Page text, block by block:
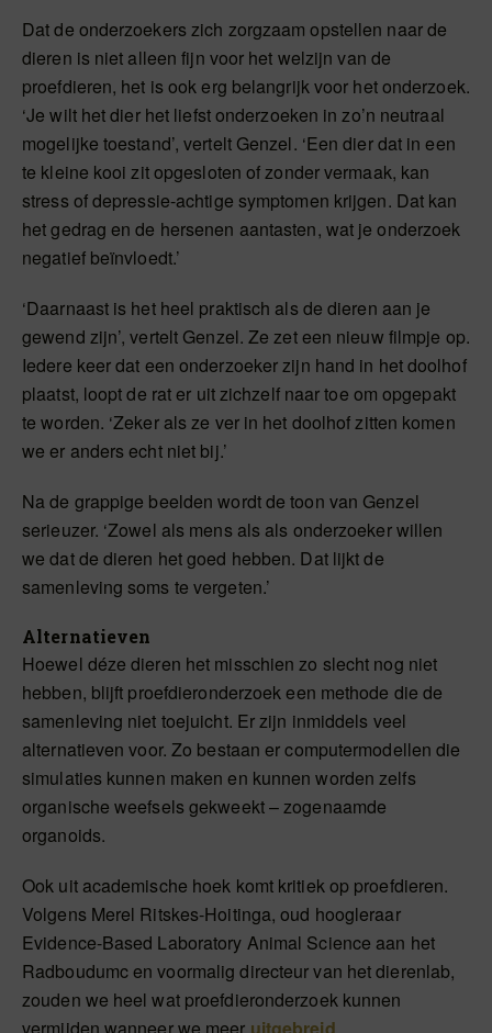
Dat de onderzoekers zich zorgzaam opstellen naar de
dieren is niet alleen fijn voor het welzijn van de
proefdieren, het is ook erg belangrijk voor het onderzoek.
‘Je wilt het dier het liefst onderzoeken in zo’n neutraal
mogelijke toestand’, vertelt Genzel. ‘Een dier dat in een
te kleine kooi zit opgesloten of zonder vermaak, kan
stress of depressie-achtige symptomen krijgen. Dat kan
het gedrag en de hersenen aantasten, wat je onderzoek
negatief beïnvloedt.’
‘Daarnaast is het heel praktisch als de dieren aan je
gewend zijn’, vertelt Genzel. Ze zet een nieuw filmpje op.
Iedere keer dat een onderzoeker zijn hand in het doolhof
plaatst, loopt de rat er uit zichzelf naar toe om opgepakt
te worden. ‘Zeker als ze ver in het doolhof zitten komen
we er anders echt niet bij.’
Na de grappige beelden wordt de toon van Genzel
serieuzer. ‘Zowel als mens als als onderzoeker willen
we dat de dieren het goed hebben. Dat lijkt de
samenleving soms te vergeten.’
Alternatieven
Hoewel déze dieren het misschien zo slecht nog niet
hebben, blijft proefdieronderzoek een methode die de
samenleving niet toejuicht. Er zijn inmiddels veel
alternatieven voor. Zo bestaan er computermodellen die
simulaties kunnen maken en kunnen worden zelfs
organische weefsels gekweekt – zogenaamde
organoids.
Ook uit academische hoek komt kritiek op proefdieren.
Volgens Merel Ritskes-Hoitinga, oud hoogleraar
Evidence-Based Laboratory Animal Science aan het
Radboudumc en voormalig directeur van het dierenlab,
zouden we heel wat proefdieronderzoek kunnen